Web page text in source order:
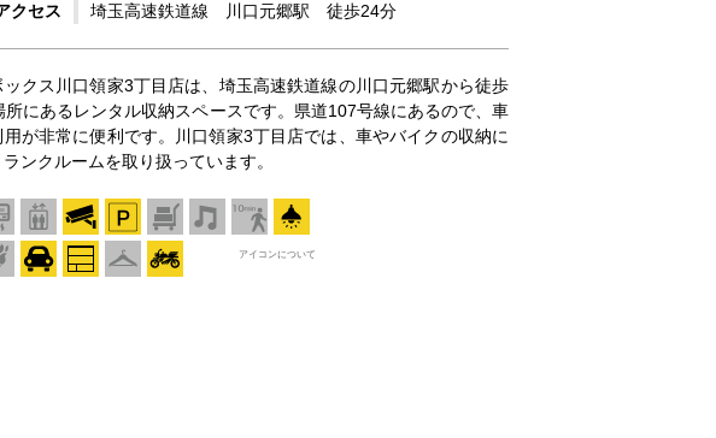
クセス 埼玉高速鉄道線 川口元郷駅 徒歩24分
ックス川口領家3丁目店は、埼玉高速鉄道線の川口元郷駅から徒歩
所にあるレンタル収納スペースです。県道107号線にあるので、車
用が非常に便利です。川口領家3丁目店では、車やバイクの収納に
ンクルームを取り扱っています。
アイコンについて